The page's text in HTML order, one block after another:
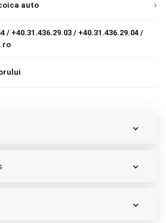
auto
/ +40.31.436.29.03 / +40.31.436.29.04 /